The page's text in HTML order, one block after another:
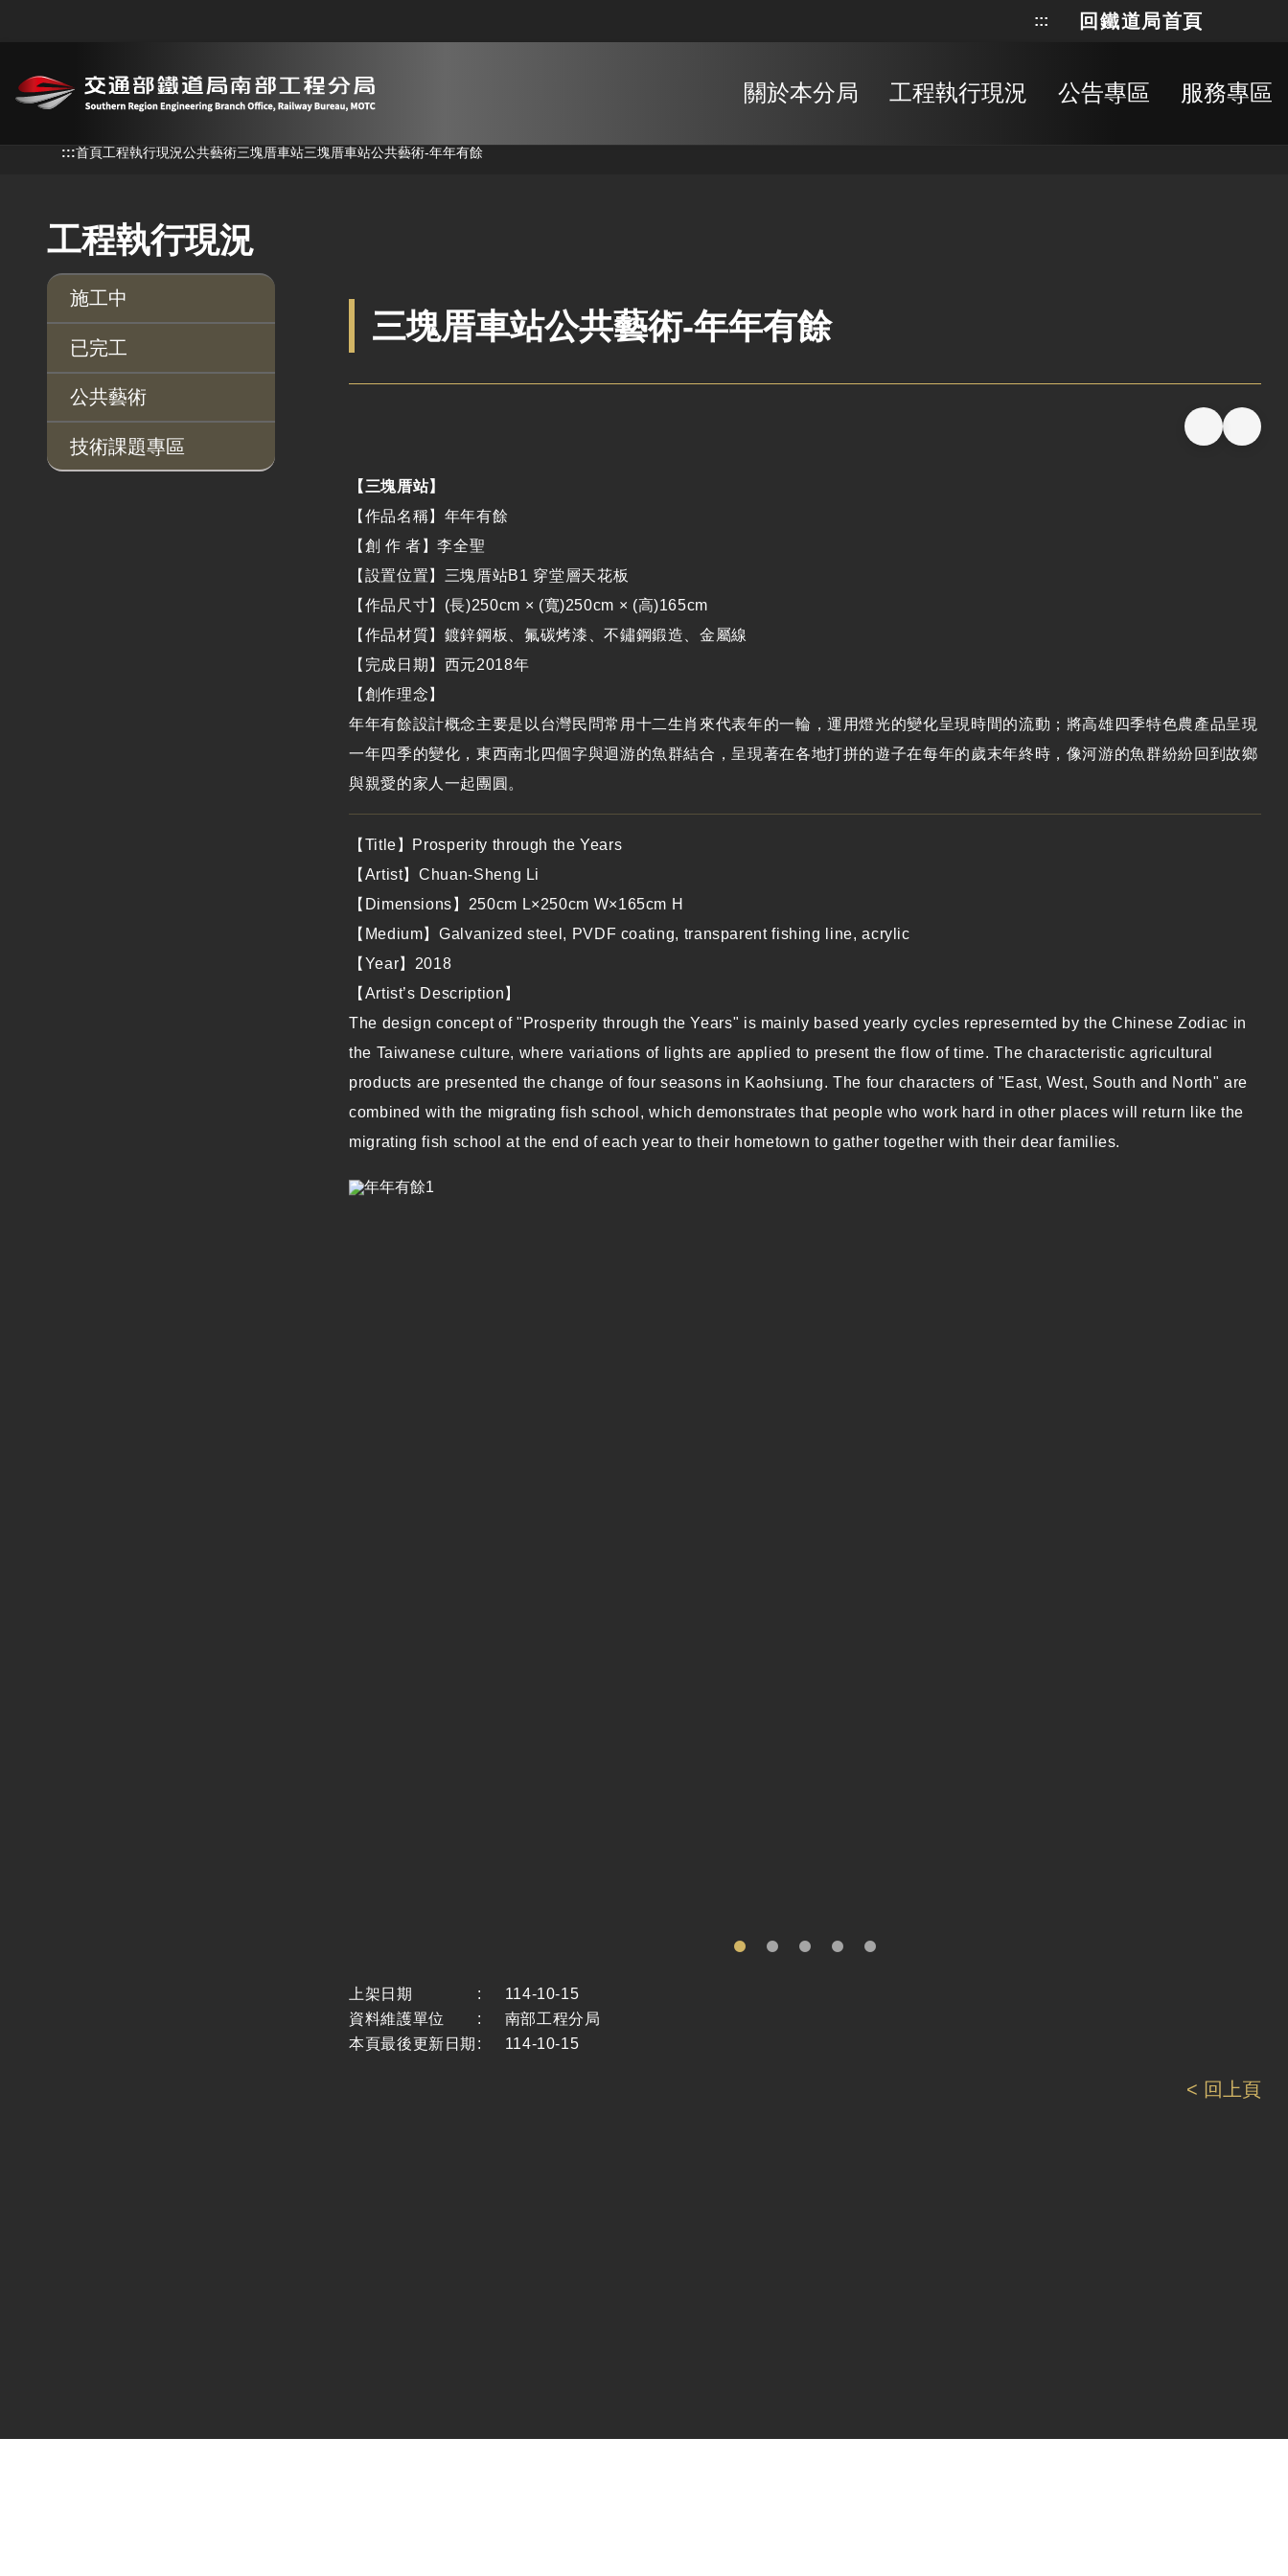
::: 回鐵道局首頁
關於本分局 工程執行現況 公告專區 服務專區
:::首頁工程執行現況公共藝術三塊厝車站三塊厝車站公共藝術-年年有餘
工程執行現況
施工中
已完工
公共藝術
技術課題專區
三塊厝車站公共藝術-年年有餘
【三塊厝站】
【作品名稱】年年有餘
【創 作 者】李全聖
【設置位置】三塊厝站B1 穿堂層天花板
【作品尺寸】(長)250cm × (寬)250cm × (高)165cm
【作品材質】鍍鋅鋼板、氟碳烤漆、不鏽鋼鍛造、金屬線
【完成日期】西元2018年
【創作理念】
年年有餘設計概念主要是以台灣民問常用十二生肖來代表年的一輪，運用燈光的變化呈現時間的流動；將高雄四季特色農產品呈現
一年四季的變化，東西南北四個字與迴游的魚群結合，呈現著在各地打拼的遊子在每年的歲末年終時，像河游的魚群紛紛回到故鄉
與親愛的家人一起團圓。
【Title】Prosperity through the Years
【Artist】Chuan-Sheng Li
【Dimensions】250cm L×250cm W×165cm H
【Medium】Galvanized steel, PVDF coating, transparent fishing line, acrylic
【Year】2018
【Artist’s Description】
The design concept of "Prosperity through the Years" is mainly based yearly cycles represernted by the Chinese Zodiac in
the Taiwanese culture, where variations of lights are applied to present the flow of time. The characteristic agricultural
products are presented the change of four seasons in Kaohsiung. The four characters of "East, West, South and North" are
combined with the migrating fish school, which demonstrates that people who work hard in other places will return like the
migrating fish school at the end of each year to their hometown to gather together with their dear families.
上架日期 :
114-10-15
資料維護單位
:
南部工程分局
本頁最後更新日期 : 114-10-15
< 回上頁